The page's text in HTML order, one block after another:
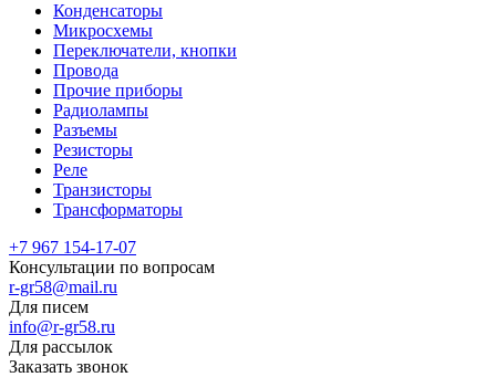
Конденсаторы
Микросхемы
Переключатели, кнопки
Провода
Прочие приборы
Радиолампы
Разъемы
Резисторы
Реле
Транзисторы
Трансформаторы
+7 967 154-17-07
Консультации по вопросам
r-gr58@mail.ru
Для писем
info@r-gr58.ru
Для рассылок
Заказать звонок